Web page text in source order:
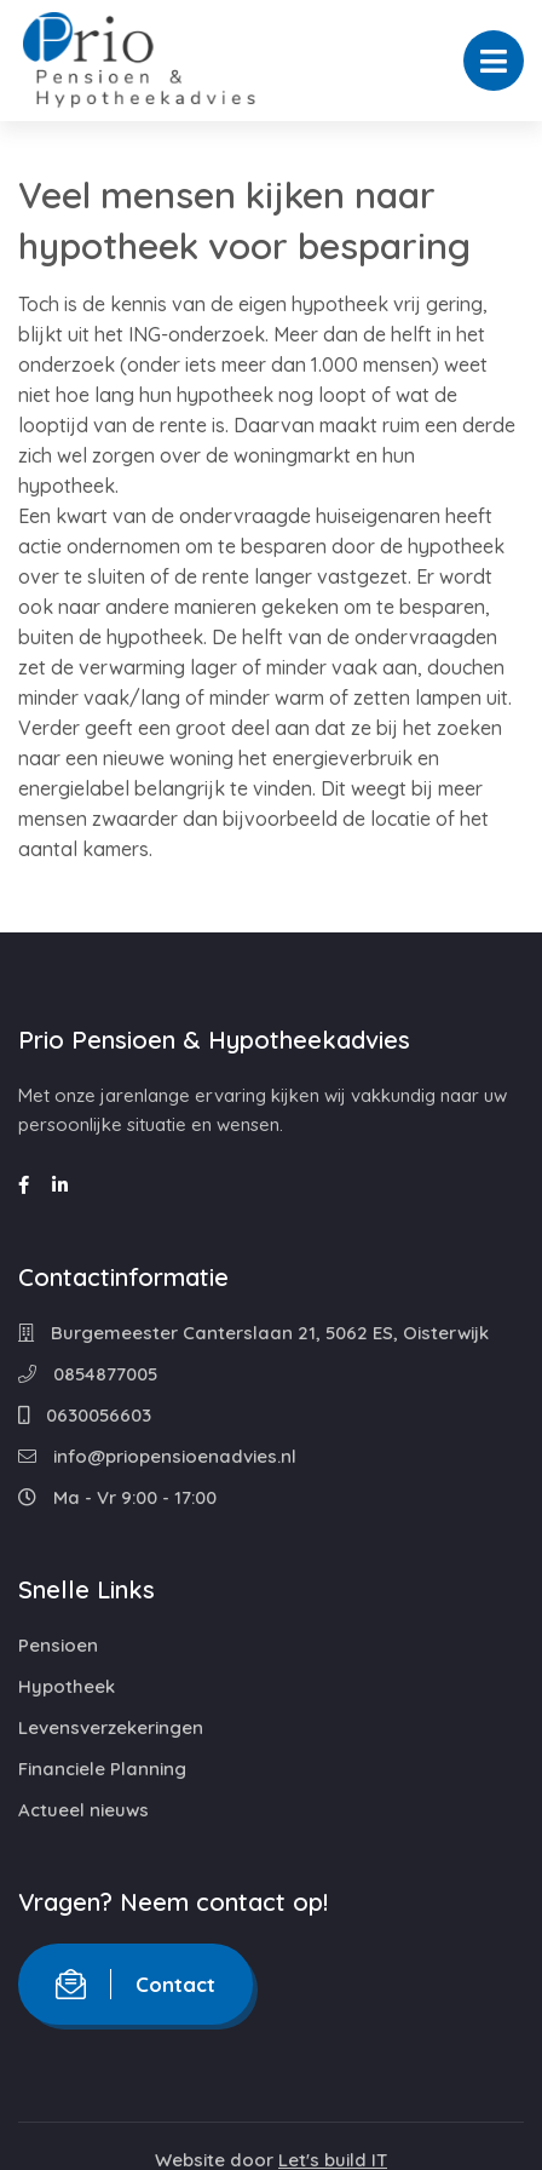
Veel mensen kijken naar
hypotheek voor besparing
Toch is de kennis van de eigen hypotheek vrij gering,
blijkt uit het ING-onderzoek. Meer dan de helft in het
onderzoek (onder iets meer dan 1.000 mensen) weet
niet hoe lang hun hypotheek nog loopt of wat de
looptijd van de rente is. Daarvan maakt ruim een derde
zich wel zorgen over de woningmarkt en hun
hypotheek.
Een kwart van de ondervraagde huiseigenaren heeft
actie ondernomen om te besparen door de hypotheek
over te sluiten of de rente langer vastgezet. Er wordt
ook naar andere manieren gekeken om te besparen,
buiten de hypotheek. De helft van de ondervraagden
zet de verwarming lager of minder vaak aan, douchen
minder vaak/lang of minder warm of zetten lampen uit.
Verder geeft een groot deel aan dat ze bij het zoeken
naar een nieuwe woning het energieverbruik en
energielabel belangrijk te vinden. Dit weegt bij meer
mensen zwaarder dan bijvoorbeeld de locatie of het
aantal kamers.
Prio Pensioen & Hypotheekadvies
Met onze jarenlange ervaring kijken wij vakkundig naar uw
persoonlijke situatie en wensen.
Contactinformatie
Burgemeester Canterslaan 21, 5062 ES, Oisterwijk
0854877005
0630056603
info@priopensioenadvies.nl
Ma - Vr 9:00 - 17:00
Snelle Links
Pensioen
Hypotheek
Levensverzekeringen
Financiele Planning
Actueel nieuws
Vragen? Neem contact op!
Contact
Website door Let's build IT